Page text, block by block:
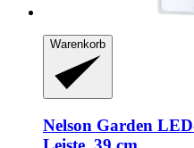
Warenkorb
Nelson Garden